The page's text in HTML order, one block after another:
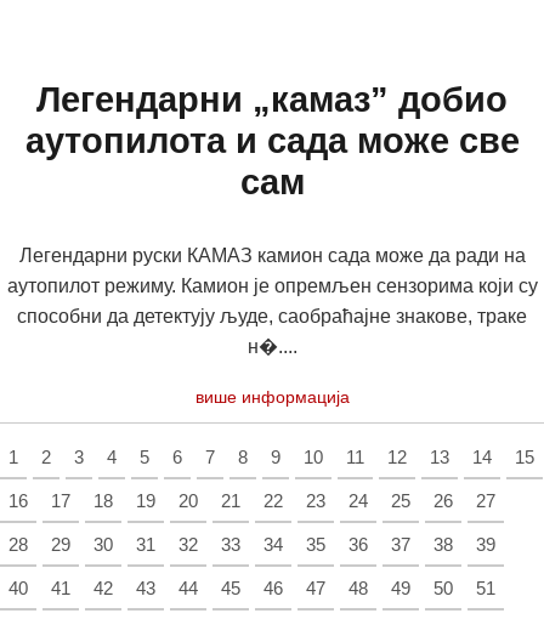
Легендарни „камаз” добио
аутопилота и сада може све
сам
Легендарни руски КАМАЗ камион сада може да ради на
аутопилот режиму. Камион је опремљен сензорима који су
способни да детектују људе, саобраћајне знакове, траке
н�....
више информација
1 2 3 4 5 6 7 8 9 10 11 12 13 14 15
16 17 18 19 20 21 22 23 24 25 26 27
28 29 30 31 32 33 34 35 36 37 38 39
40 41 42 43 44 45 46 47 48 49 50 51